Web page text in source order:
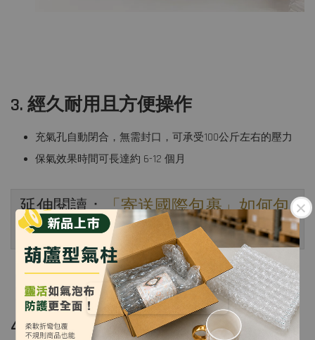
3. 經久耐用且方便操作
充氣孔自動閉合，無需封口，可承受100公斤左右的壓力
保氣效果時間可長達約 6-12 個月
延伸閱讀：「寄送國際包裹」如何包
裝？具備 3 種特性不易損壞！
4. 氣柱袋的應用